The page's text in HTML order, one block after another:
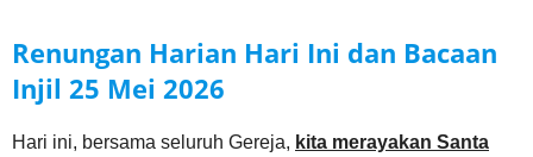
Renungan Harian Hari Ini dan Bacaan
Injil 25 Mei 2026
Hari ini, bersama seluruh Gereja, kita merayakan Santa